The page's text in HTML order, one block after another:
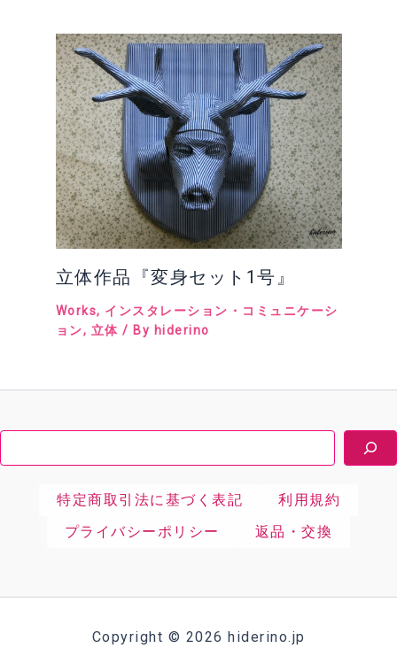
立体作品『変身セット1号』
Works, インスタレーション・コミュニケーシ
ョン, 立体 / By hiderino
特定商取引法に基づく表記
利用規約
プライバシーポリシー
返品・交換
Copyright © 2026 hiderino.jp